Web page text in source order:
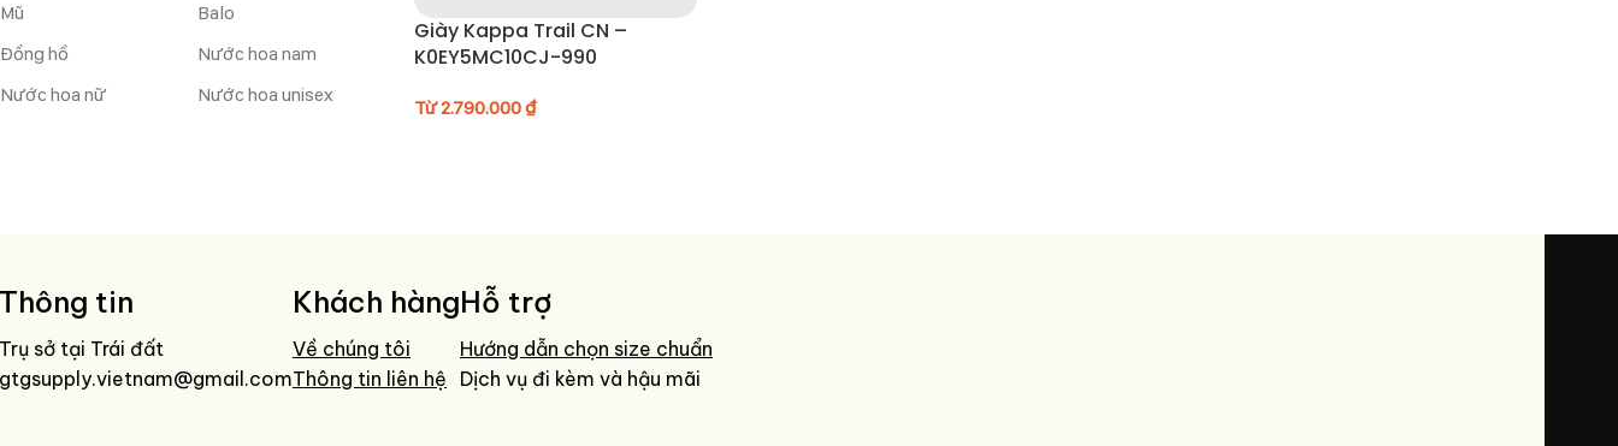
Mũ
Balo
Đồng hồ
Nước hoa nam
Nước hoa nữ
Nước hoa unisex
Giày Kappa Trail CN –
K0EY5MC10CJ-990
Từ2.790.000₫
Thông tin
Trụ sở tại Trái đất
gtgsupply.vietnam@gmail.com
Khách hàng
Về chúng tôi
Thông tin liên hệ
Hỗ trợ
Hướng dẫn chọn size chuẩn
Dịch vụ đi kèm và hậu mãi